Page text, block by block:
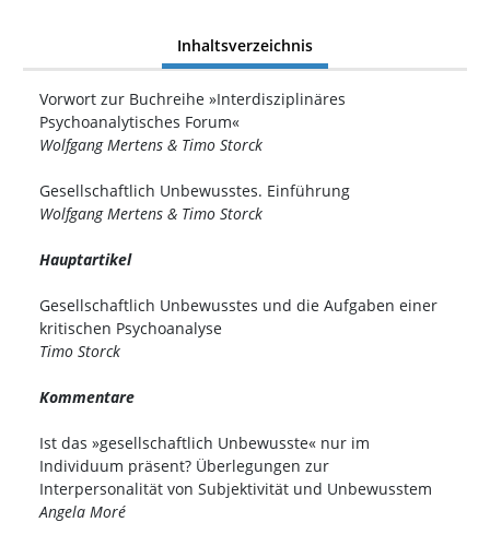
Inhaltsverzeichnis
Vorwort zur Buchreihe »Interdisziplinäres
Psychoanalytisches Forum«
Wolfgang Mertens & Timo Storck
Gesellschaftlich Unbewusstes. Einführung
Wolfgang Mertens & Timo Storck
Hauptartikel
Gesellschaftlich Unbewusstes und die Aufgaben einer
kritischen Psychoanalyse
Timo Storck
Kommentare
Ist das »gesellschaftlich Unbewusste« nur im
Individuum präsent? Überlegungen zur
Interpersonalität von Subjektivität und Unbewusstem
Angela Moré